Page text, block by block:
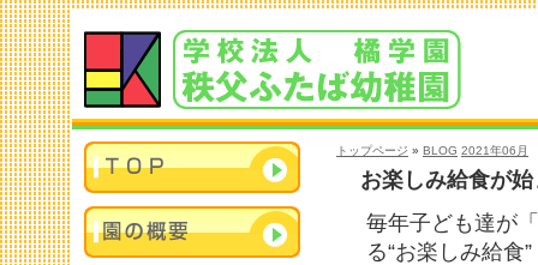
トップページ » BLOG 2021年06月
お楽しみ給食が
毎年子ども達が
る“お楽しみ給食”